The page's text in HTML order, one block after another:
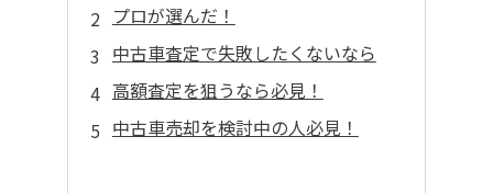
プロが選んだ！
中古車査定で失敗したくないなら
高額査定を狙うなら必見！
中古車売却を検討中の人必見！